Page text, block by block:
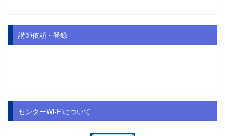
講師依頼・登録
センターWi-Fiについて